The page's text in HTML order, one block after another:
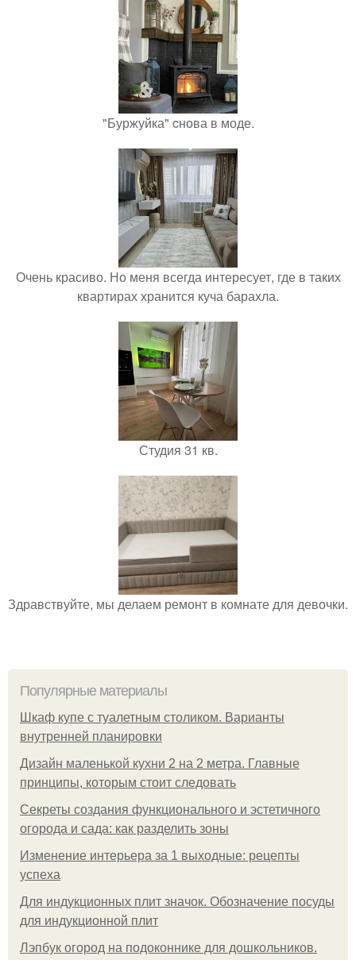
"Буржуйка" cнова в моде.
Очень красиво. Но меня всегда интересует, где в таких
квартирах хранится куча барахла.
Студия 31 кв.
Здравствуйте, мы делаем ремонт в комнате для девочки.
Популярные материалы
Шкаф купе с туалетным столиком. Варианты
внутренней планировки
Дизайн маленькой кухни 2 на 2 метра. Главные
принципы, которым стоит следовать
Секреты создания функционального и эстетичного
огорода и сада: как разделить зоны
Изменение интерьера за 1 выходные: рецепты
успеха
Для индукционных плит значок. Обозначение посуды
для индукционной плит
Лэпбук огород на подоконнике для дошкольников.